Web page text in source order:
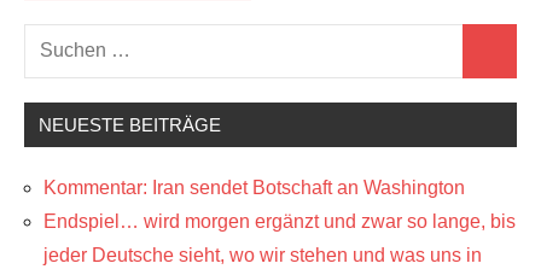
Suchen
nach:
NEUESTE BEITRÄGE
Kommentar: Iran sendet Botschaft an Washington
Endspiel… wird morgen ergänzt und zwar so lange, bis
jeder Deutsche sieht, wo wir stehen und was uns in